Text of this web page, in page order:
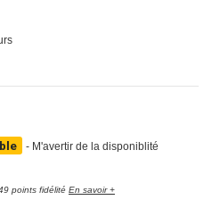
- M'avertir de la disponiblité
points fidélité En savoir +